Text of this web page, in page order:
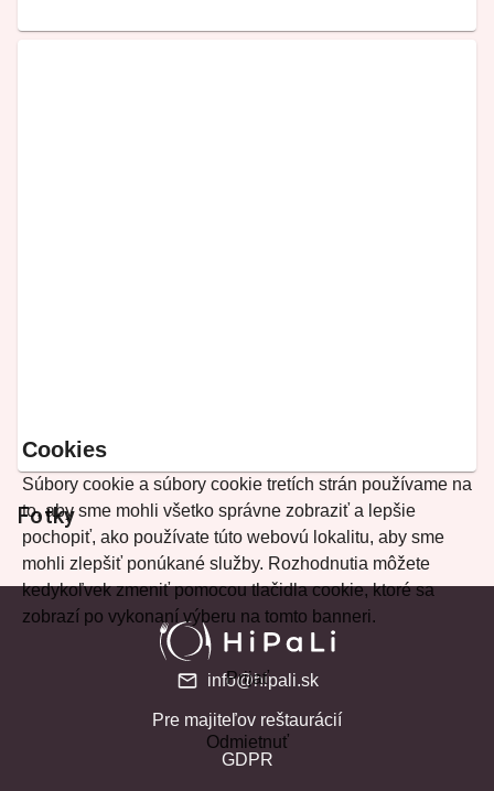
Fotky
Cookies
Súbory cookie a súbory cookie tretích strán používame na
to, aby sme mohli všetko správne zobraziť a lepšie
pochopiť, ako používate túto webovú lokalitu, aby sme
mohli zlepšiť ponúkané služby. Rozhodnutia môžete
kedykoľvek zmeniť pomocou tlačidla cookie, ktoré sa
zobrazí po vykonaní výberu na tomto banneri.
Prijať
Odmietnuť
info@hipali.sk
Pre majiteľov reštaurácií
GDPR